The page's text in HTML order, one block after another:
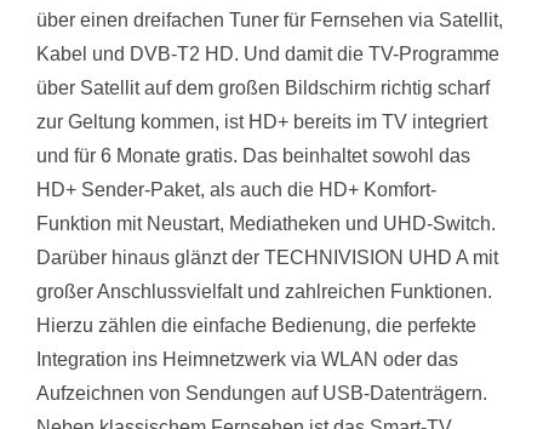
über einen dreifachen Tuner für Fernsehen via Satellit,
Kabel und DVB-T2 HD. Und damit die TV-Programme
über Satellit auf dem großen Bildschirm richtig scharf
zur Geltung kommen, ist HD+ bereits im TV integriert
und für 6 Monate gratis. Das beinhaltet sowohl das
HD+ Sender-Paket, als auch die HD+ Komfort-
Funktion mit Neustart, Mediatheken und UHD-Switch.
Darüber hinaus glänzt der TECHNIVISION UHD A mit
großer Anschlussvielfalt und zahlreichen Funktionen.
Hierzu zählen die einfache Bedienung, die perfekte
Integration ins Heimnetzwerk via WLAN oder das
Aufzeichnen von Sendungen auf USB-Datenträgern.